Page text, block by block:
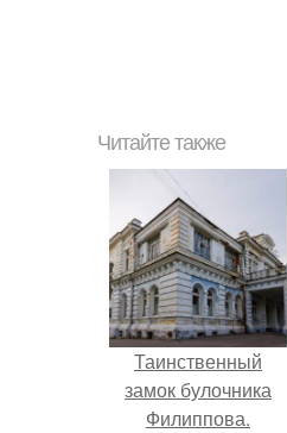
Читайте также
Таинственный
замок булочника
Филиппова.